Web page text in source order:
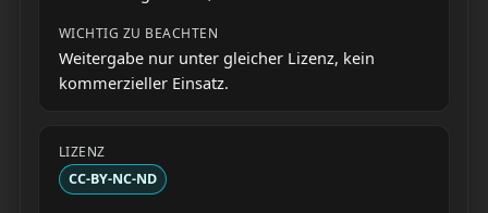
Weitergabe nur unter gleicher Lizenz, kein
kommerzieller Einsatz.
CC-BY-NC-ND